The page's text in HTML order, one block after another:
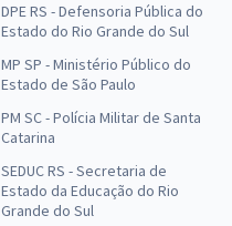
DPE RS - Defensoria Pública do
Estado do Rio Grande do Sul
MP SP - Ministério Público do
Estado de São Paulo
PM SC - Polícia Militar de Santa
Catarina
SEDUC RS - Secretaria de
Estado da Educação do Rio
Grande do Sul